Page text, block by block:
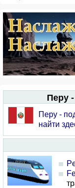
Перу
Перу -
найти